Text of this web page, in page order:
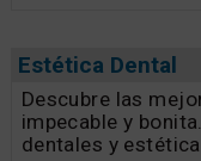
Estética Dental
Descubre las
impecable y
dentales y